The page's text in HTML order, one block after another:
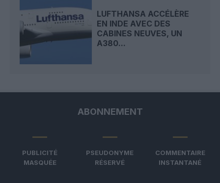
LUFTHANSA ACCÉLÈRE
EN INDE AVEC DES
CABINES NEUVES, UN
A380...
ABONNEMENT
PUBLICITÉ
MASQUÉE
PSEUDONYME
RÉSERVÉ
COMMENTAIRE
INSTANTANÉ